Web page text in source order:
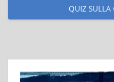
QUIZ SULLA